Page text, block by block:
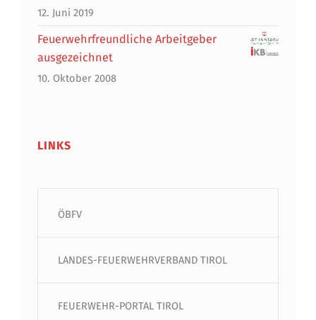
12. Juni 2019
Feuerwehrfreundliche Arbeitgeber
ausgezeichnet
10. Oktober 2008
LINKS
ÖBFV
LANDES-FEUERWEHRVERBAND TIROL
FEUERWEHR-PORTAL TIROL